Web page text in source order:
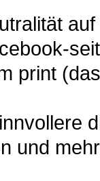
print
und